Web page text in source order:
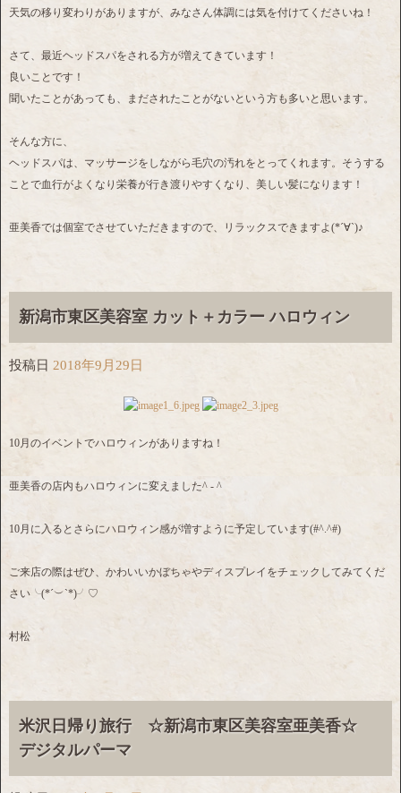
天気の移り変わりがありますが、みなさん体調には気を付けてくださいね！
さて、最近ヘッドスパをされる方が増えてきています！
良いことです！
聞いたことがあっても、まだされたことがないという方も多いと思います。
そんな方に、
ヘッドスパは、マッサージをしながら毛穴の汚れをとってくれます。そうする
ことで血行がよくなり栄養が行き渡りやすくなり、美しい髪になります！
亜美香では個室でさせていただきますので、リラックスできますよ(*´∀`)♪
新潟市東区美容室 カット＋カラー ハロウィン
投稿日 2018年9月29日
10月のイベントでハロウィンがありますね！
亜美香の店内もハロウィンに変えました^ - ^
10月に入るとさらにハロウィン感が増すように予定しています(#^.^#)
ご来店の際はぜひ、かわいいかぼちゃやディスプレイをチェックしてみてくだ
さい╰(*´︶`*)╯♡
村松
米沢日帰り旅行 ☆新潟市東区美容室亜美香☆
デジタルパーマ